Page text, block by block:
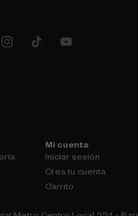
Mi cuenta
Iniciar sesión
Crea tu cuenta
Carrito